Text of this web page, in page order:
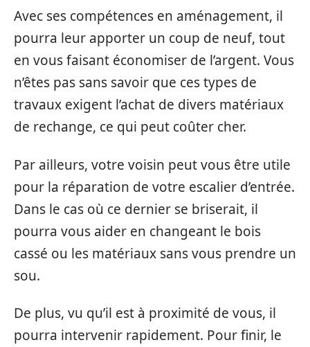
Avec ses compétences en aménagement, il
pourra leur apporter un coup de neuf, tout
en vous faisant économiser de l’argent. Vous
n’êtes pas sans savoir que ces types de
travaux exigent l’achat de divers matériaux
de rechange, ce qui peut coûter cher.
Par ailleurs, votre voisin peut vous être utile
pour la réparation de votre escalier d’entrée.
Dans le cas où ce dernier se briserait, il
pourra vous aider en changeant le bois
cassé ou les matériaux sans vous prendre un
sou.
De plus, vu qu’il est à proximité de vous, il
pourra intervenir rapidement. Pour finir, le